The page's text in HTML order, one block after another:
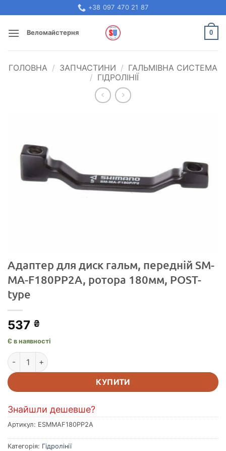
to
content
+38 097 470 21 87
Веломайстерня 0
ГОЛОВНА / ЗАПЧАСТИНИ / ГАЛЬМІВНА СИСТЕМА
/ ГІДРОЛІНІЇ
Адаптер для диск гальм, передній SM-
MA-F180PP2A, ротора 180мм, POST-
type
537 ₴
Є в наявності
Адаптер для диск гальм, передній SM-MA-F180PP2A,
КУПИТИ
Знайшли дешевше?
Артикул: ESMMAF180PP2A
Категорія: Гідролінії